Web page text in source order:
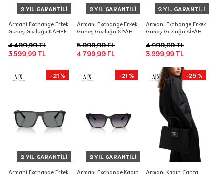
2 YIL GARANTILI
Armani Exchange Erkek
Güneş Gözlüğü KAHVE
3.599,99 TL
4.499,99 TL
2 YIL GARANTILI
Armani Exchange Erkek
Güneş Gözlüğü SİYAH
4.799,99 TL
5.999,99 TL
2 YIL GARANTILI
Armani Exchange Erkek
Güneş Gözlüğü SİYAH
3.999,99 TL
4.999,99 TL
2 YIL GARANTILI
-21 %
Armani Exchange Erkek
2 YIL GARANTILI
-21 %
Armani Exchange Kadın
-25 %
Armani Kadın Çanta